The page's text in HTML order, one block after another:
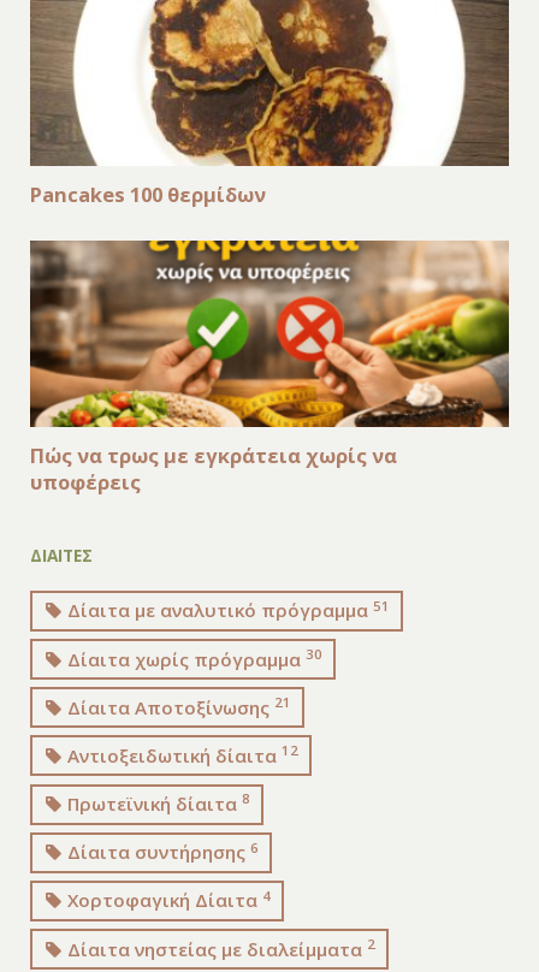
Pancakes 100 θερμίδων
Πώς να τρως με εγκράτεια χωρίς να
υποφέρεις
ΔΙΑΙΤΕΣ
Δίαιτα με αναλυτικό πρόγραμμα51
Δίαιτα χωρίς πρόγραμμα 30
Δίαιτα Αποτοξίνωσης 21
Αντιοξειδωτική δίαιτα 12
Πρωτεϊνική δίαιτα8
Δίαιτα συντήρησης6
Χορτοφαγική Δίαιτα 4
Δίαιτα νηστείας με διαλείμματα 2